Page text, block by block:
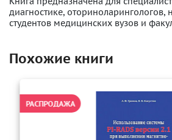
диагностике, оториноларингологов,
студентов медицинских вузов и
Похожие книги
РАСПРОДАЖА